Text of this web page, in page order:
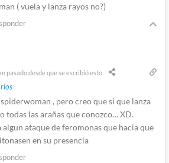
( vuela y lanza rayos no?)
pasado desde que se escribió esto
, pero creo que si que lanza
todas las arañas que conozco… XD.
ataque de feromonas que hacia que
en su presencia